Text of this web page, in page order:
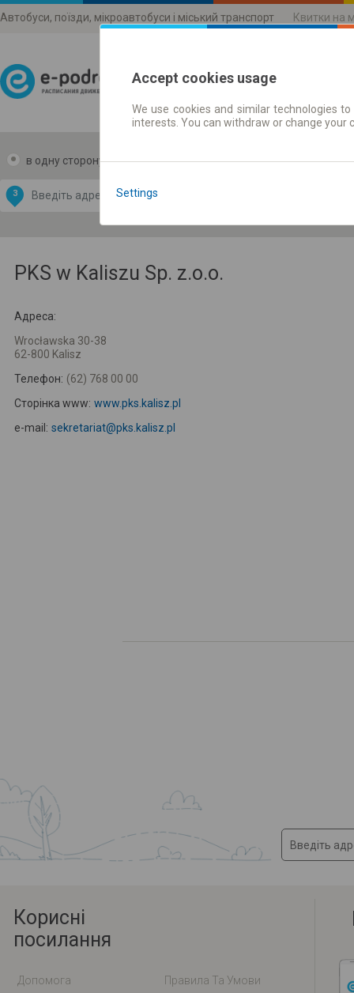
Автобуси, поїзди, мікроавтобуси і міський транспорт Квитки на
Розклади руху
в одну сторону в дві сторони
З
by
OpenStreetMap
PKS w Kaliszu Sp. z.o.o.
Адреса:
Wrocławska 30-38
62-800 Kalisz
Телефон: (62) 768 00 00
Сторінка www: www.pks.kalisz.pl
e-mail: sekretariat@pks.kalisz.pl
Корисні
посилання
Допомога
Правила Та Умови
Accept cookies usage
We use cookies and similar technologies
interests. You can withdraw or change
Settings